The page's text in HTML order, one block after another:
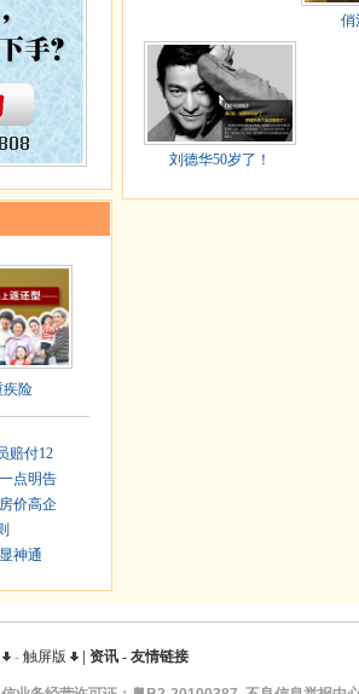
疾险
赔付12
点明告
价高企
神通
俏
刘德华50岁了！
- 触屏版 | 资讯- 友情链接